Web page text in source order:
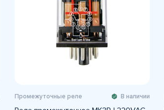
Промежуточные реле В наличии